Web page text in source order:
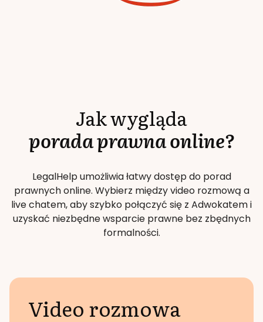
Jak wygląda
porada prawna online?
LegalHelp umożliwia łatwy dostęp do porad
prawnych online. Wybierz między video rozmową a
live chatem, aby szybko połączyć się z Adwokatem i
uzyskać niezbędne wsparcie prawne bez zbędnych
formalności.
Video rozmowa